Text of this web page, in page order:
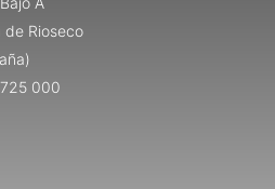
Rioseco
000